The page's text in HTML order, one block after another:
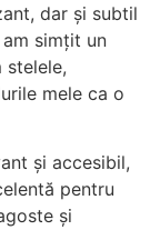
dar și subtil
simțit un
stelele,
mele ca o
și accesibil,
pentru
și